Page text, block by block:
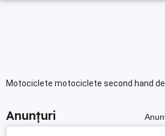
Motociclete motociclete second hand
Anunțuri